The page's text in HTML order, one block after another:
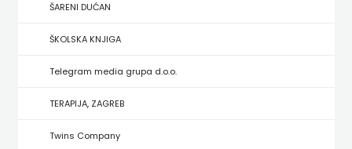
NAKLADA
BEGEN
NAKLADA
BENEDIKTA
NAKLADA
ŠARENI DUĆAN
ŠKOLSKA KNJIGA
Telegram media grupa d.o.o.
TERAPIJA, ZAGREB
Twins Company